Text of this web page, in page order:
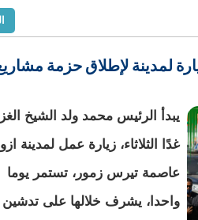
لمدينة لإطلاق حزمة
يبدأ الرئيس محمد ولد الشيخ
غدًا الثلاثاء، زيارة عمل لمدينة
عاصمة تيرس زمور، تستمر يوما
واحدا، يشرف خلالها على